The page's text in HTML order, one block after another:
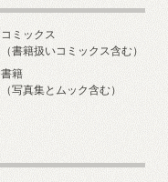
コミックス
（書籍扱いコミックス含む）
書籍
（写真集とムック含む）